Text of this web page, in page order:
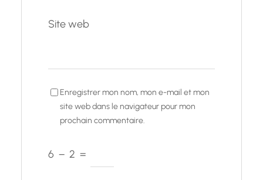
Site web
Enregistrer mon nom, mon e-mail et mon
site web dans le navigateur pour mon
prochain commentaire.
6 − 2 =